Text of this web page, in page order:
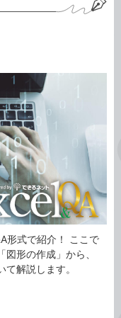
形式で紹介！ ここで
形の作成」から、
て解説します。